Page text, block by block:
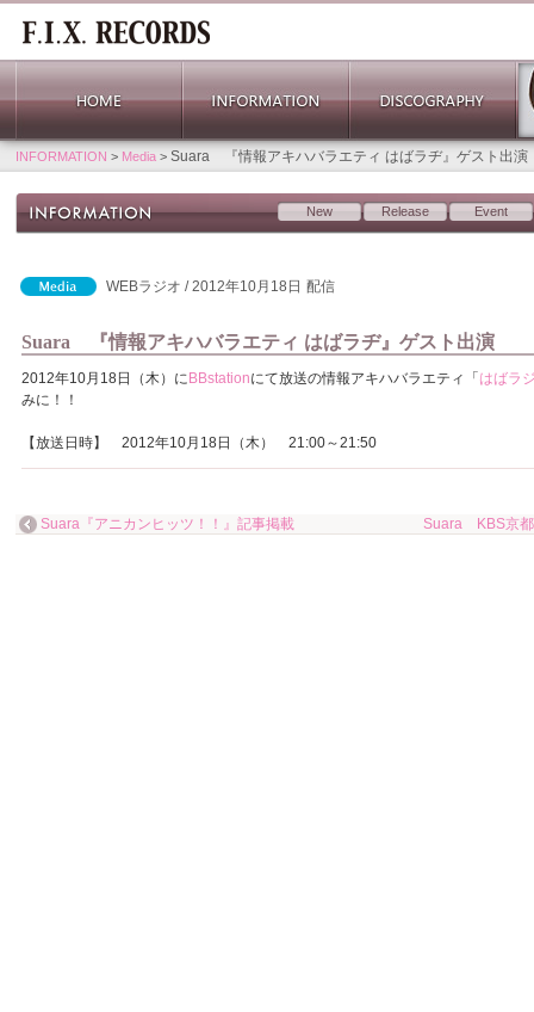
INFORMATION > Media > Suara 『情報アキハバラエティ はばラヂ』ゲスト出演
New Release Event
WEBラジオ / 2012年10月18日 配信
Suara 『情報アキハバラエティ はばラヂ』ゲスト出演
2012年10月18日（木）に BBstationにて放送の情報アキハバラエティ「 はばラ
みに！！
【放送日時】 2012年10月18日（木） 21:00～21:50
Suara『アニカンヒッツ！！』記事掲載 Suara KBS京都